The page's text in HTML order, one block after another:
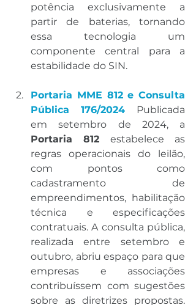
potência exclusivamente a
partir de baterias, tornando
essa tecnologia um
componente central para a
estabilidade do SIN.
Portaria MME 812 e Consulta
Pública 176/2024 Publicada
Portaria 812 estabelece as
regras operacionais do leilão,
com pontos como
cadastramento de
empreendimentos, habilitação
técnica e especificações
contratuais. A consulta pública,
realizada entre setembro e
outubro, abriu espaço para que
empresas e associações
contribuíssem com sugestões
sobre as diretrizes propostas.